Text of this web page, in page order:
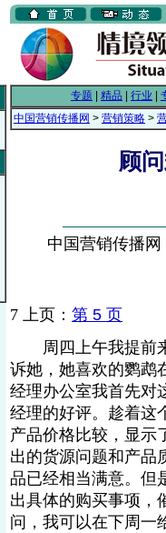
专题 精品 行业
中国营销传播网 > 营销策略 >
顾
中国营销传播
7 上页： 第 5 页
周四上午我提前来
诉她，她喜欢的鹦鹉
经理办公室我首先对
经理的好评。趁着这
产品价格比较，显示
出的货源问题和产品
品已经相当满意。但
出具体的购买事项，
问，我可以在下周一